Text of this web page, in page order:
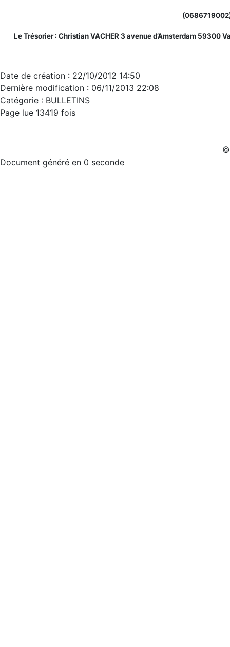
Le Trésorier : Christian VACHER 3 avenue d’Amsterdam 59300
Date de création : 22/10/2012 14:50
Dernière modification : 06/11/2013 22:08
Catégorie : BULLETINS
Page lue 13419 fois
©
Document généré en 0 seconde